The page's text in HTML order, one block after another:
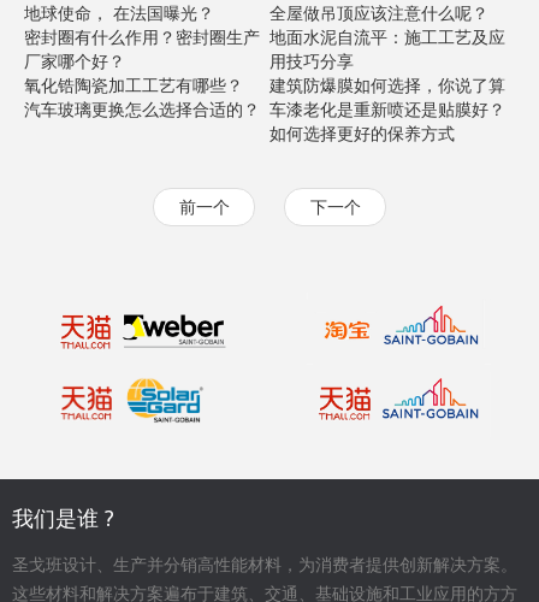
地球使命， 在法国曝光？
密封圈有什么作用？密封圈生产
厂家哪个好？
氧化锆陶瓷加工工艺有哪些？
汽车玻璃更换怎么选择合适的？
全屋做吊顶应该注意什么呢？
地面水泥自流平：施工工艺及应
用技巧分享
建筑防爆膜如何选择，你说了算
车漆老化是重新喷还是贴膜好？
如何选择更好的保养方式
前一个 下一个
我们是谁 ?
圣戈班设计、生产并分销高性能材料，为消费者提供创新解决方案。
这些材料和解决方案遍布于建筑、交通、基础设施和工业应用的方方